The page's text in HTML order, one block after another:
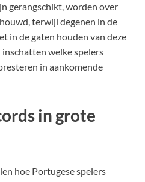
gerangschikt, worden over
terwijl degenen in de
in de gaten houden van deze
welke spelers
in aankomende
in grote
hoe Portugese spelers